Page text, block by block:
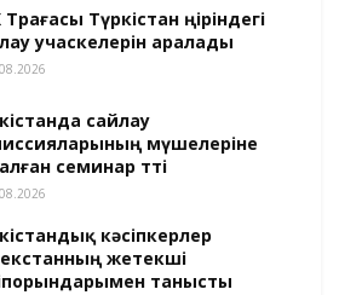
Түркістан өңіріндегі
учаскелерін аралады
сайлау
мүшелеріне
семинар өтті
кәсіпкерлер
жетекші
танысты